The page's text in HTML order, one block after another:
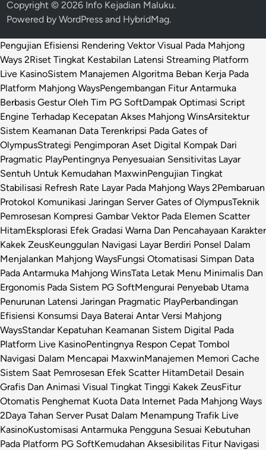
Copyright © 2026 Info Kejadian Maluku.
Powered byWordPress and HybridMag.
Pengujian Efisiensi Rendering Vektor Visual Pada Mahjong
Ways 2Riset Tingkat Kestabilan Latensi Streaming Platform
Live KasinoSistem Manajemen Algoritma Beban Kerja Pada
Platform Mahjong WaysPengembangan Fitur Antarmuka
Berbasis Gestur Oleh Tim PG SoftDampak Optimasi Script
Engine Terhadap Kecepatan Akses Mahjong WinsArsitektur
Sistem Keamanan Data Terenkripsi Pada Gates of
OlympusStrategi Pengimporan Aset Digital Kompak Dari
Pragmatic PlayPentingnya Penyesuaian Sensitivitas Layar
Sentuh Untuk Kemudahan MaxwinPengujian Tingkat
Stabilisasi Refresh Rate Layar Pada Mahjong Ways 2Pembaruan
Protokol Komunikasi Jaringan Server Gates of OlympusTeknik
Pemrosesan Kompresi Gambar Vektor Pada Elemen Scatter
HitamEksplorasi Efek Gradasi Warna Dan Pencahayaan Karakter
Kakek ZeusKeunggulan Navigasi Layar Berdiri Ponsel Dalam
Menjalankan Mahjong WaysFungsi Otomatisasi Simpan Data
Pada Antarmuka Mahjong WinsTata Letak Menu Minimalis Dan
Ergonomis Pada Sistem PG SoftMengurai Penyebab Utama
Penurunan Latensi Jaringan Pragmatic PlayPerbandingan
Efisiensi Konsumsi Daya Baterai Antar Versi Mahjong
WaysStandar Kepatuhan Keamanan Sistem Digital Pada
Platform Live KasinoPentingnya Respon Cepat Tombol
Navigasi Dalam Mencapai MaxwinManajemen Memori Cache
Sistem Saat Pemrosesan Efek Scatter HitamDetail Desain
Grafis Dan Animasi Visual Tingkat Tinggi Kakek ZeusFitur
Otomatis Penghemat Kuota Data Internet Pada Mahjong Ways
2Daya Tahan Server Pusat Dalam Menampung Trafik Live
KasinoKustomisasi Antarmuka Pengguna Sesuai Kebutuhan
Pada Platform PG SoftKemudahan Aksesibilitas Fitur Navigasi